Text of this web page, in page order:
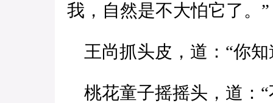
我，自然是不大怕它了。”
王尚抓头皮，道：“你知
桃花童子摇摇头，道：“